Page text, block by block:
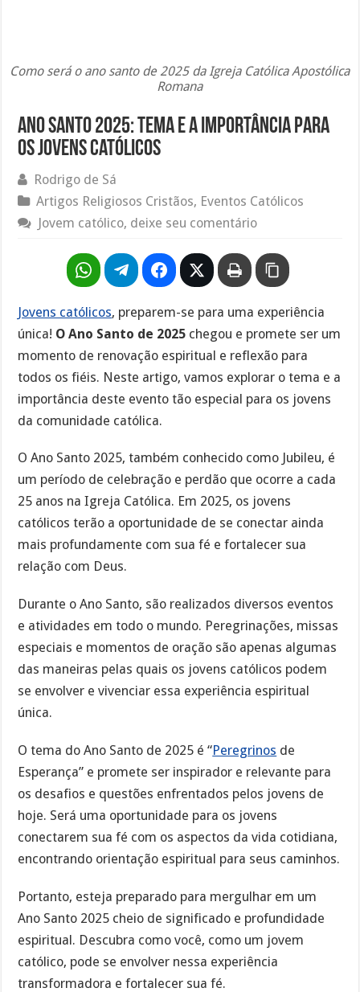
Como será o ano santo de 2025 da Igreja Católica Apostólica
Romana
Ano Santo 2025: Tema e a importância para
os jovens católicos
Rodrigo de Sá
Artigos Religiosos Cristãos, Eventos Católicos
Jovem católico, deixe seu comentário
Jovens católicos, preparem-se para uma experiência
única! O Ano Santo de 2025 chegou e promete ser um
momento de renovação espiritual e reflexão para
todos os fiéis. Neste artigo, vamos explorar o tema e a
importância deste evento tão especial para os jovens
da comunidade católica.
O Ano Santo 2025, também conhecido como Jubileu, é
um período de celebração e perdão que ocorre a cada
25 anos na Igreja Católica. Em 2025, os jovens
católicos terão a oportunidade de se conectar ainda
mais profundamente com sua fé e fortalecer sua
relação com Deus.
Durante o Ano Santo, são realizados diversos eventos
e atividades em todo o mundo. Peregrinações, missas
especiais e momentos de oração são apenas algumas
das maneiras pelas quais os jovens católicos podem
se envolver e vivenciar essa experiência espiritual
única.
O tema do Ano Santo de 2025 é “Peregrinos de
Esperança” e promete ser inspirador e relevante para
os desafios e questões enfrentados pelos jovens de
hoje. Será uma oportunidade para os jovens
conectarem sua fé com os aspectos da vida cotidiana,
encontrando orientação espiritual para seus caminhos.
Portanto, esteja preparado para mergulhar em um
Ano Santo 2025 cheio de significado e profundidade
espiritual. Descubra como você, como um jovem
católico, pode se envolver nessa experiência
transformadora e fortalecer sua fé.